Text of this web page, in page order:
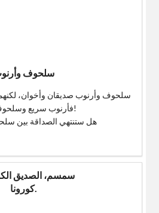
سلحوف
سلحوف وأرنوب صديقان وأخوان، لكنهما
فأرنوب سريع وسلحوف بطيء!
هل ستنتهي الصداقة بين